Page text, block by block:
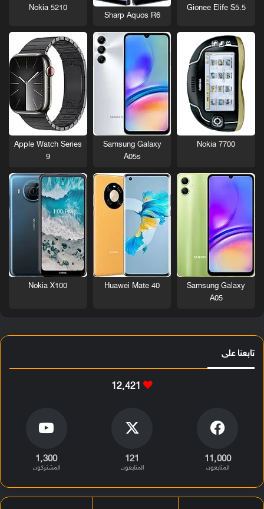
Gionee Elife S5.5
Sharp Aquos R6
Nokia 5210
Nokia 7700
Samsung Galaxy
A05s
Apple Watch Series
9
Samsung Galaxy
A05
Huawei Mate 40
Nokia X100
تابعنا على
12٬421
11٬000
المتابعون
121
المتابعون
1٬300
المشتركون